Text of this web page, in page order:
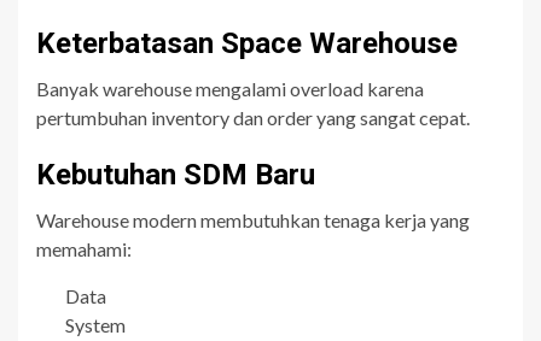
Keterbatasan Space Warehouse
Banyak warehouse mengalami overload karena
pertumbuhan inventory dan order yang sangat cepat.
Kebutuhan SDM Baru
Warehouse modern membutuhkan tenaga kerja yang
memahami:
Data
System